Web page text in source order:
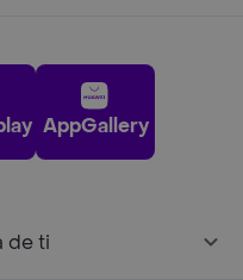
AppGallery
de ti